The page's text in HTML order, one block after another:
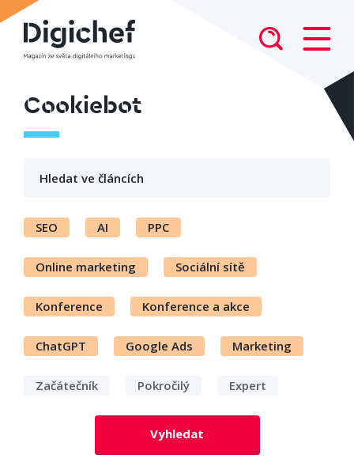
Cookiebot
SEO AI PPC
Online marketing Sociální sítě
Konference Konference a akce
ChatGPT Google Ads Marketing
Začátečník Pokročilý Expert
Vyhledat